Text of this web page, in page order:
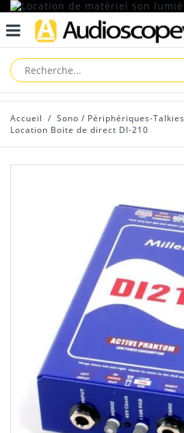
Accueil / Sono / Périphériques-Talkies
Location Boite de direct DI-210